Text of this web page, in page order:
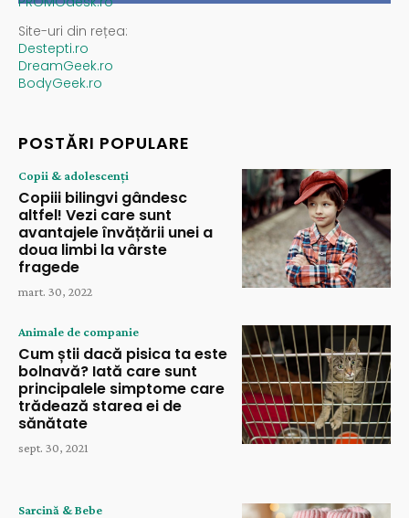
Site-uri din rețea:
Destepti.ro
DreamGeek.ro
BodyGeek.ro
POSTĂRI POPULARE
Copii & adolescenți
Copiii bilingvi gândesc
altfel! Vezi care sunt
avantajele învățării unei a
doua limbi la vârste
fragede
mart. 30, 2022
Animale de companie
Cum știi dacă pisica ta este
bolnavă? Iată care sunt
principalele simptome care
trădează starea ei de
sănătate
sept. 30, 2021
Sarcină & Bebe